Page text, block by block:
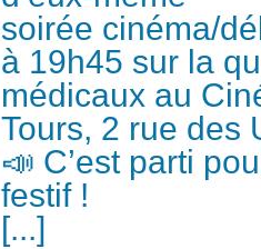
soirée cinéma/
à 19h45 sur la
médicaux au
Tours, 2 rue des
📣 C’est parti
festif !
[...]